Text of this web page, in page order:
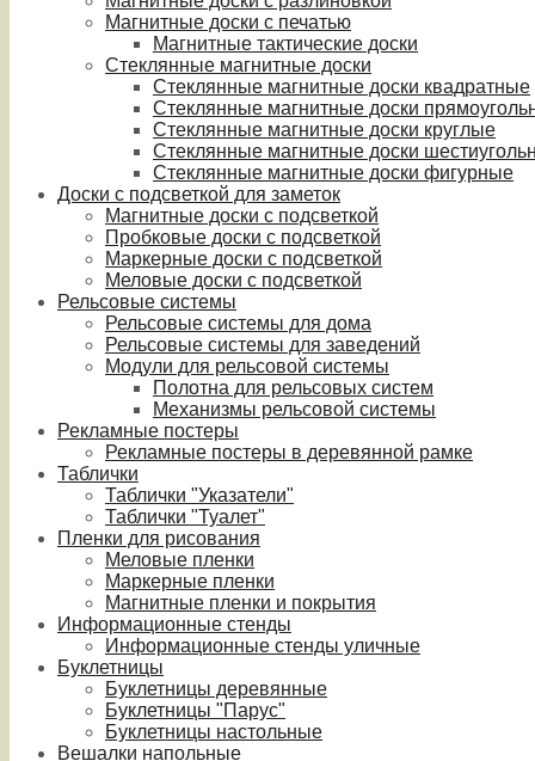
Магнитные доски с печатью
Магнитные тактические доски
Стеклянные магнитные доски
Стеклянные магнитные доски квадратные
Стеклянные магнитные доски
Стеклянные магнитные доски круглые
Стеклянные магнитные доски
Стеклянные магнитные доски фигурные
Доски с подсветкой для заметок
Магнитные доски с подсветкой
Пробковые доски с подсветкой
Маркерные доски с подсветкой
Меловые доски с подсветкой
Рельсовые системы
Рельсовые системы для дома
Рельсовые системы для заведений
Модули для рельсовой системы
Полотна для рельсовых систем
Механизмы рельсовой системы
Рекламные постеры
Рекламные постеры в деревянной рамке
Таблички
Таблички "Указатели"
Таблички "Туалет"
Пленки для рисования
Меловые пленки
Маркерные пленки
Магнитные пленки и покрытия
Информационные стенды
Информационные стенды уличные
Буклетницы
Буклетницы деревянные
Буклетницы "Парус"
Буклетницы настольные
Вешалки напольные